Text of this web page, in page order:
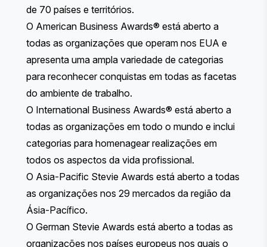
de 70 países e territórios.
O American Business Awards® está aberto a
todas as organizações que operam nos EUA e
apresenta uma ampla variedade de categorias
para reconhecer conquistas em todas as facetas
do ambiente de trabalho.
O International Business Awards® está aberto a
todas as organizações em todo o mundo e inclui
categorias para homenagear realizações em
todos os aspectos da vida profissional.
O Asia-Pacific Stevie Awards está aberto a todas
as organizações nos 29 mercados da região da
Ásia-Pacífico.
O German Stevie Awards está aberto a todas as
organizações nos países europeus nos quais o